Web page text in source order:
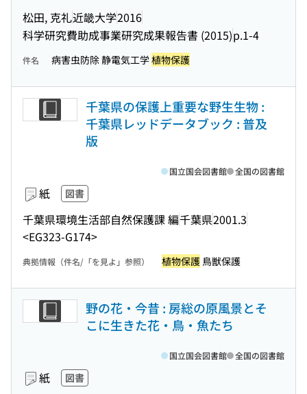
松田, 克礼近畿大学2016
科学研究費助成事業研究成果報告書 (2015)p.1-4
件名 病害虫防除 静電気工学植物保護
千葉県の保護上重要な野生生物 :
千葉県レッドデータブック : 普及
版
紙 図書
千葉県環境生活部自然保護課 編千葉県2001.3
<EG323-G174>
国立国会図書館 全国の図書館
典拠情報（件名/「を見よ」参照） 植物保護 鳥獣保護
野の花・今昔 : 房総の原風景とそ
こに生きた花・鳥・魚たち
紙 図書
国立国会図書館 全国の図書館